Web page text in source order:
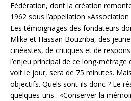
Fédération, dont la création
1962 sous l’appellation
Les témoignages des fondateurs
Mlika et Hassan Bouzriba, des
cinéastes, de critiques et de
l’enjeu principal de ce long-métrage
voit le jour, sera de 75 minutes.
objectifs. Quels sont-ils donc ? Le
quelques-uns : «Conserver la